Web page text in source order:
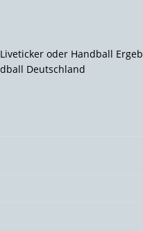
oder Handball
Deutschland